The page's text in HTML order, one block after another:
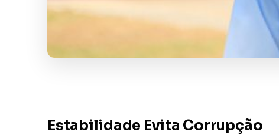
Estabilidade Evita Corrupção